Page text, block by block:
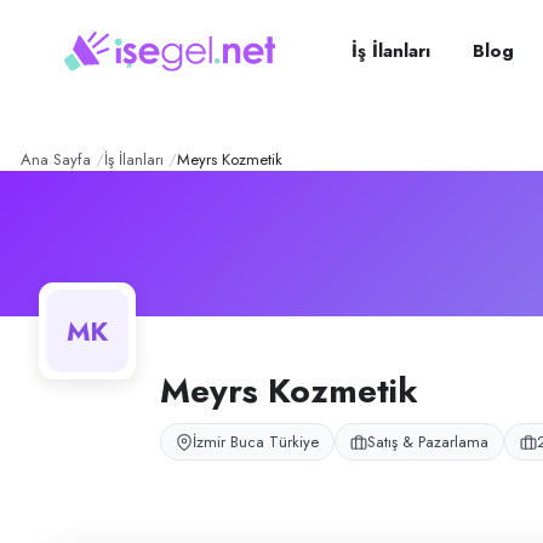
Kozmetik – Şirket
Meyrs Kozmetik, İzmir Buca'da kurumsal kozmetik firması; saha
pozisyonlar
Saha Satış Temsilcisi (Bayan)
İş İlanları Blog
Ana Sayfa İş İlanları Meyrs Kozmetik
MK
Meyrs Kozmetik
İzmir Buca Türkiye Satış & Pazarlama